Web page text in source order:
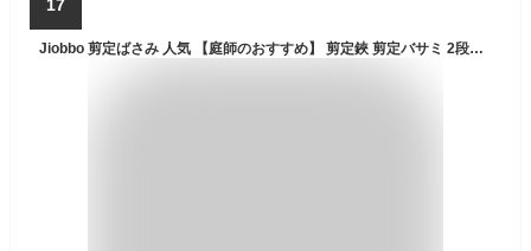
17
Jiobbo 剪定ばさみ 人気 【庭師のおすすめ】 剪定鋏 剪定バサミ 2段階調節 錆びにくい 園芸用はさみ ガーデニング 枝切りはさみ 観葉植物 手へのダメージが少ない プロ 切れ味